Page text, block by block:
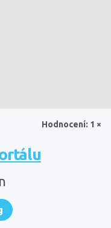
Hodnocení: 1 ×